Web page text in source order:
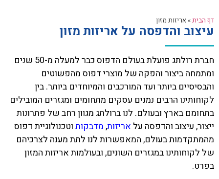
דף הבית»אריזות מזון
עיצוב והדפסה על אריזות מזון
חברת רולתג פועלת בעולם הדפוס כבר למעלה מ-50 שנים
ומתמחה ביצור והפקה של מוצרי דפוס מהפשוטים
והבסיסיים ביותר ועד המורכבים והמיוחדים ביותר. בין
לקוחותינו הרבים נמנים עסקים מתחומים ומגזרים המובילים
בתחומם בארץ ובעולם. לנו ברולתג מגוון רחב של פתרונות
ייצור, עיצוב והדפסה על אריזות,מדבקותוטכנולוגיית דפוס
מהמתקדמות בעולם, המאפשרות לנו לתת מענה לצרכיהם
של לקוחותינו במגזרים השונים, ובעולמות אריזות המזון
בפרט.